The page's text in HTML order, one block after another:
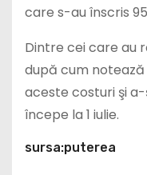
care s-au înscris
Dintre cei care au
după cum
aceste costuri şi
începe la 1 iulie.
sursa:puterea